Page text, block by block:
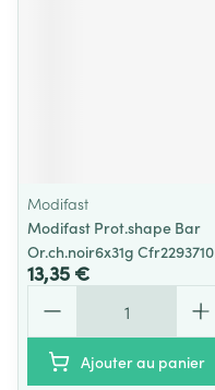
Modifast
Modifast Prot.shape Bar
Or.ch.noir6x31g Cfr2293710
13,35 €
Ajouter au panier